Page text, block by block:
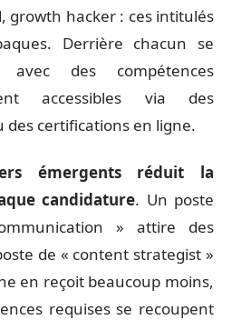
growth hacker : ces intitulés
Derrière chacun se
des compétences
accessibles via des
certifications en ligne.
émergents réduit la
candidature. Un poste
» attire des
de « content strategist »
en reçoit beaucoup moins,
requises se recoupent